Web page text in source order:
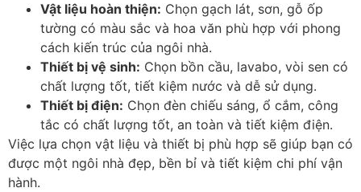
Vật liệu hoàn thiện: Chọn gạch lát, sơn, gỗ ốp
tường có màu sắc và hoa văn phù hợp với phong
cách kiến trúc của ngôi nhà.
Thiết bị vệ sinh: Chọn bồn cầu, lavabo, vòi sen có
chất lượng tốt, tiết kiệm nước và dễ sử dụng.
Thiết bị điện: Chọn đèn chiếu sáng, ổ cắm, công
tắc có chất lượng tốt, an toàn và tiết kiệm điện.
Việc lựa chọn vật liệu và thiết bị phù hợp sẽ giúp bạn có
được một ngôi nhà đẹp, bền bỉ và tiết kiệm chi phí vận
hành.